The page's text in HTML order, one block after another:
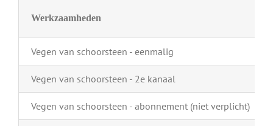
Werkzaamheden
Vegen van schoorsteen - eenmalig
Vegen van schoorsteen - 2e kanaal
Vegen van schoorsteen - abonnement (niet verplicht)